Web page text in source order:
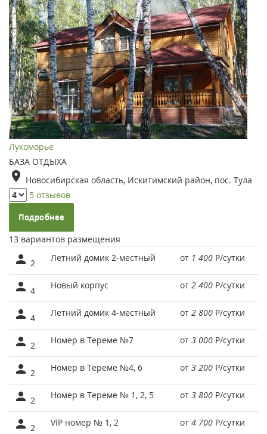
Лукоморье
БАЗА ОТДЫХА
Новосибирская область, Искитимский район, пос. Тула
5 отзывов
Подробнее
13 вариантов размещения
2 Летний домик 2-местный от 1 400 Р/сутки
4 Новый корпус от 2 400 Р/сутки
4 Летний домик 4-местный от 2 800 Р/сутки
2 Номер в Тереме №7 от 3 000 Р/сутки
2 Номер в Тереме №4, 6 от 3 200 Р/сутки
2 Номер в Тереме № 1, 2, 5 от 3 800 Р/сутки
2 VIP номер № 1, 2 от 4 700 Р/сутки